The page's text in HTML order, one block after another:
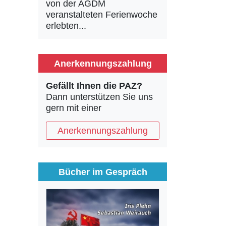
von der AGDM
veranstalteten Ferienwoche
erlebten...
Anerkennungszahlung
Gefällt Ihnen die PAZ?
Dann unterstützen Sie uns
gern mit einer
Anerkennungszahlung
Bücher im Gespräch